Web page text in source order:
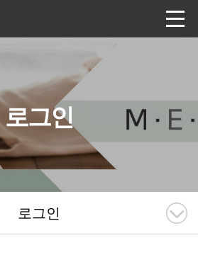
로그인
로그인